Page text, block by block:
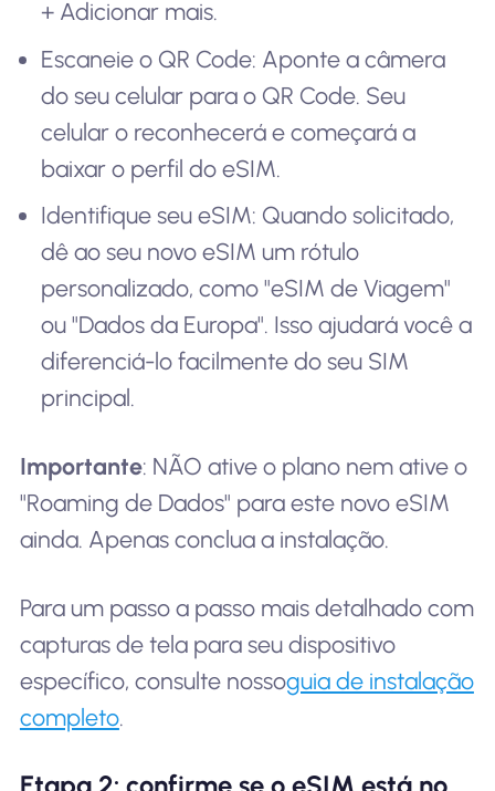
+ Adicionar mais.
Escaneie o QR Code: Aponte a câmera
do seu celular para o QR Code. Seu
celular o reconhecerá e começará a
baixar o perfil do eSIM.
Identifique seu eSIM: Quando solicitado,
dê ao seu novo eSIM um rótulo
personalizado, como "eSIM de Viagem"
ou "Dados da Europa". Isso ajudará você a
diferenciá-lo facilmente do seu SIM
principal.
Importante: NÃO ative o plano nem ative o
"Roaming de Dados" para este novo eSIM
ainda. Apenas conclua a instalação.
Para um passo a passo mais detalhado com
capturas de tela para seu dispositivo
específico, consulte nossoguia de instalação
completo.